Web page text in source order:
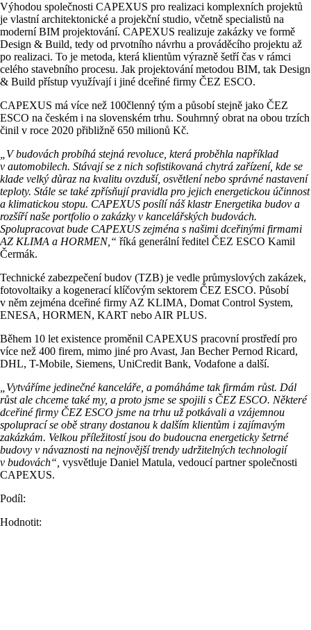
Výhodou společnosti CAPEXUS pro realizaci komplexních projektů
je vlastní architektonické a projekční studio, včetně specialistů na
moderní BIM projektování. CAPEXUS realizuje zakázky ve formě
Design & Build, tedy od prvotního návrhu a prováděcího projektu až
po realizaci. To je metoda, která klientům výrazně šetří čas v rámci
celého stavebního procesu. Jak projektování metodou BIM, tak Design
& Build přístup využívají i jiné dceřiné firmy ČEZ ESCO.
CAPEXUS má více než 100členný tým a působí stejně jako ČEZ
ESCO na českém i na slovenském trhu. Souhrnný obrat na obou trzích
činil v roce 2020 přibližně 650 milionů Kč.
„V budovách probíhá stejná revoluce, která proběhla například
v automobilech. Stávají se z nich sofistikovaná chytrá zařízení, kde se
klade velký důraz na kvalitu ovzduší, osvětlení nebo správné nastavení
teploty. Stále se také zpřísňují pravidla pro jejich energetickou účinnost
a klimatickou stopu. CAPEXUS posílí náš klastr Energetika budov a
rozšíří naše portfolio o zakázky v kancelářských budovách.
Spolupracovat bude CAPEXUS zejména s našimi dceřinými firmami
AZ KLIMA a HORMEN,“ říká generální ředitel ČEZ ESCO Kamil
Čermák.
Technické zabezpečení budov (TZB) je vedle průmyslových zakázek,
fotovoltaiky a kogenerací klíčovým sektorem ČEZ ESCO. Působí
v něm zejména dceřiné firmy AZ KLIMA, Domat Control System,
ENESA, HORMEN, KART nebo AIR PLUS.
Během 10 let existence proměnil CAPEXUS pracovní prostředí pro
více než 400 firem, mimo jiné pro Avast, Jan Becher Pernod Ricard,
DHL, T-Mobile, Siemens, UniCredit Bank, Vodafone a další.
„Vytváříme jedinečné kanceláře, a pomáháme tak firmám růst. Dál
růst ale chceme také my, a proto jsme se spojili s ČEZ ESCO. Některé
dceřiné firmy ČEZ ESCO jsme na trhu už potkávali a vzájemnou
spoluprací se obě strany dostanou k dalším klientům i zajímavým
zakázkám. Velkou příležitostí jsou do budoucna energeticky šetrné
budovy v návaznosti na nejnovější trendy udržitelných technologií
v budovách“, vysvětluje Daniel Matula, vedoucí partner společnosti
CAPEXUS.
Podíl:
Hodnotit: